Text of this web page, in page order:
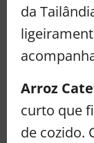
da
Arroz
curto que
de cozido.